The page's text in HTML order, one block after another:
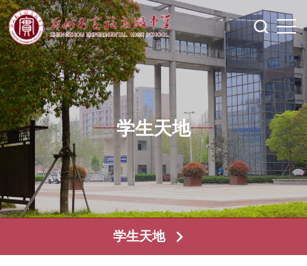
学生天地
学生天地